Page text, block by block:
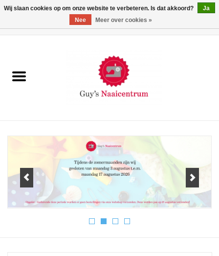
Machines
Fournituren
Wij slaan cookies op om onze website te verbeteren. Is dat akkoord?
Ja
Nee
Meer over cookies »